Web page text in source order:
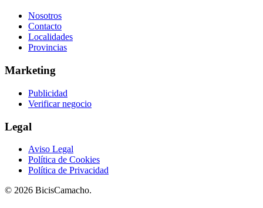
Nosotros
Contacto
Localidades
Provincias
Marketing
Publicidad
Verificar negocio
Legal
Aviso Legal
Política de Cookies
Política de Privacidad
© 2026 BicisCamacho.